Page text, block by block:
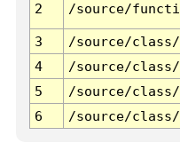
2 /source/
3 /source/
4
/source/
5
/source/
6
/source/